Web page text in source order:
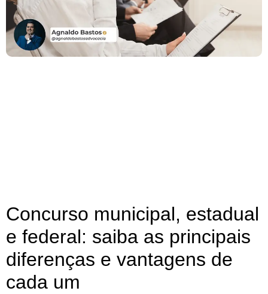
Concurso municipal, estadual
e federal: saiba as principais
diferenças e vantagens de
cada um